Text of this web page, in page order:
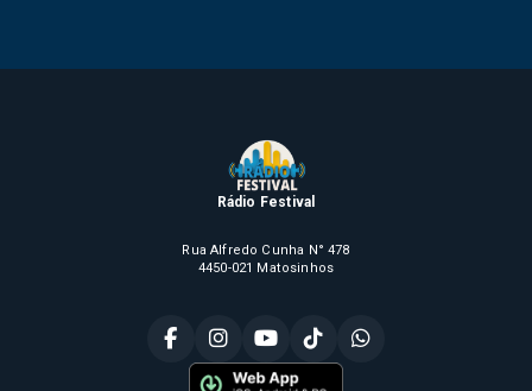
Rádio Festival
Rua Alfredo Cunha N° 478
4450-021 Matosinhos